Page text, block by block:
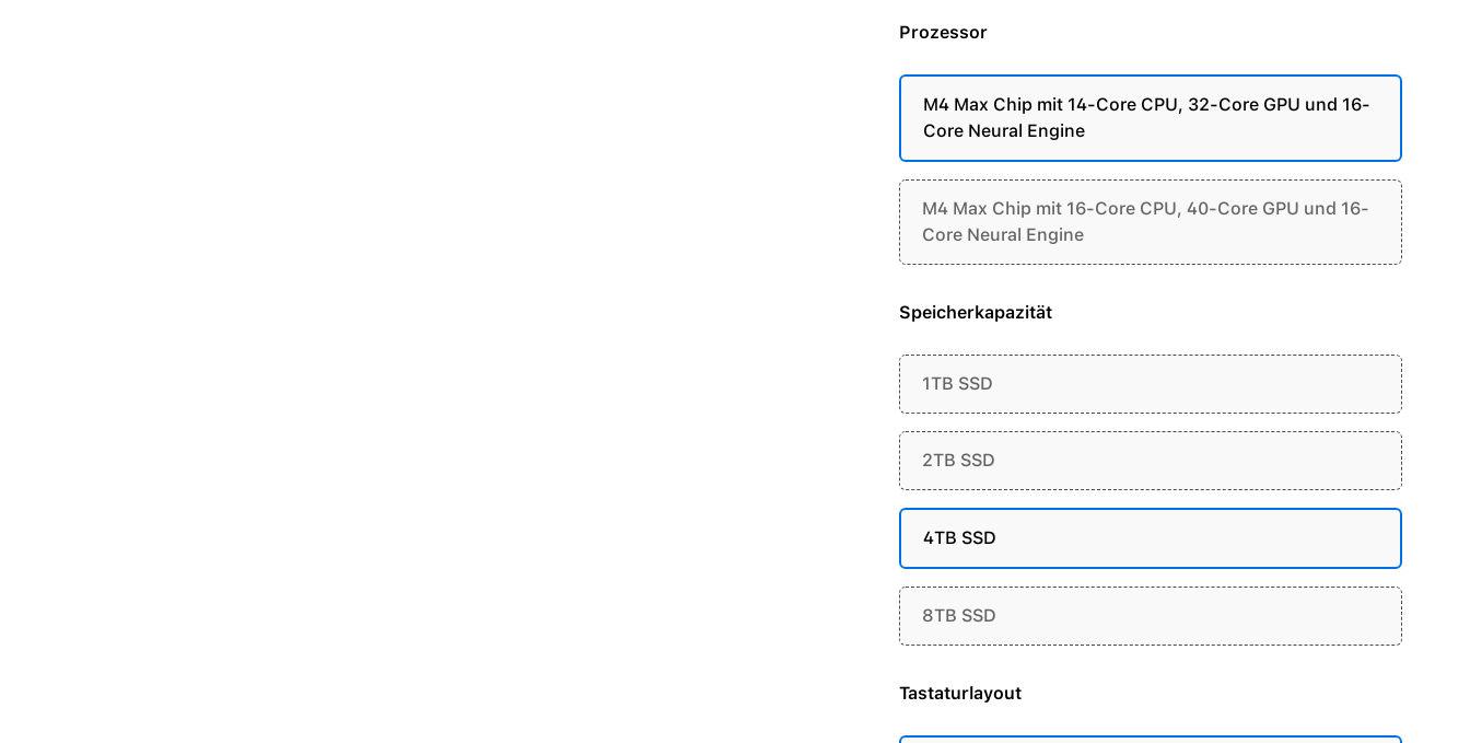
Prozessor
M4 Max Chip mit 14-Core CPU, 32-Core GPU und 16-
Core Neural Engine
M4 Max Chip mit 16-Core CPU, 40-Core GPU und 16-
Core Neural Engine
Speicherkapazität
1TB SSD
2TB SSD
4TB SSD
8TB SSD
Tastaturlayout